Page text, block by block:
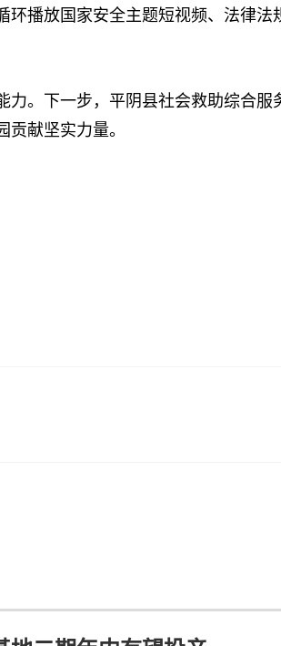
放国家安全主题短视频、法律法
下一步，平阴县社会救助综合服
献坚实力量。